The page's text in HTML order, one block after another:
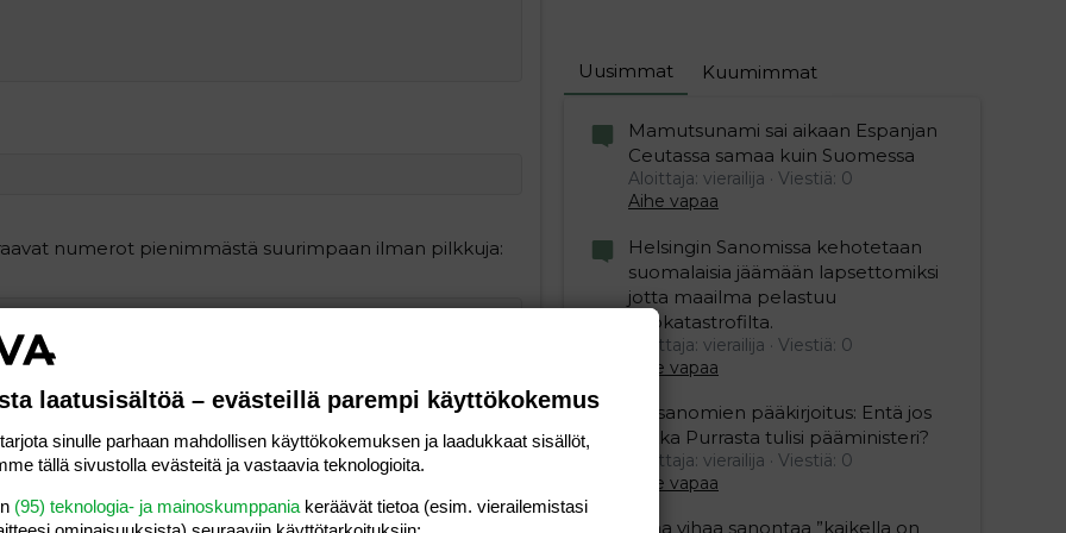
numerot pienimmästä suurimpaan ilman pilkkuja:
Uusimmat Kuumimmat
Mamutsunami sai aikaan Espanjan
Ceutassa samaa kuin Suomessa
Aloittaja: vierailija
Viestiä: 0
Aihe vapaa
Helsingin Sanomissa kehotetaan
suomalaisia jäämään lapsettomiksi
jotta maailma pelastuu
ekokatastrofilta.
Aloittaja: vierailija
Viestiä: 0
Aihe vapaa
Iltasanomien pääkirjoitus: Entä jos
Riikka Purrasta tulisi pääministeri?
Aloittaja: vierailija
Viestiä: 0
Aihe vapaa
Juha vihaa sanontaa ”kaikella on
laatusisältöä – evästeillä parempi käyttökokemus
sinulle parhaan mahdollisen käyttökokemuksen ja laadukkaat sisällöt,
tällä sivustolla evästeitä ja vastaavia teknologioita.
(95) teknologia- ja mainoskumppania keräävät tietoa (esim. vierailemis­tasi